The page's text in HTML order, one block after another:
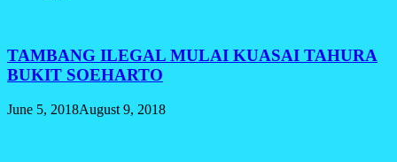
TAMBANG ILEGAL MULAI KUASAI TAHURA
BUKIT SOEHARTO
June 5, 2018August 9, 2018